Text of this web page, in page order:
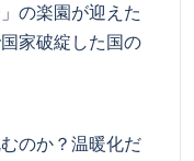
の楽園が迎えた
家破綻した国の
のか？温暖化だ